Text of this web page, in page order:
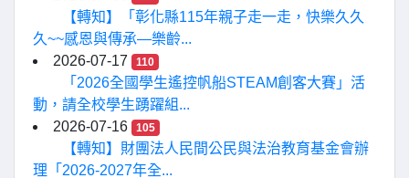
【轉知】「彰化縣115年親子走一走，快樂久久
久~~感恩與傳承—樂齡...
2026-07-17
110
「2026全國學生遙控帆船STEAM創客大賽」活
動，請全校學生踴躍組...
2026-07-16
105
【轉知】財團法人民間公民與法治教育基金會辦
理「2026-2027年全...